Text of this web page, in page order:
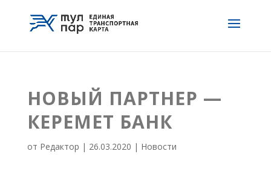
НОВЫЙ ПАРТНЕР —
КЕРЕМЕТ БАНК
от Редактор | 26.03.2020 | Новости